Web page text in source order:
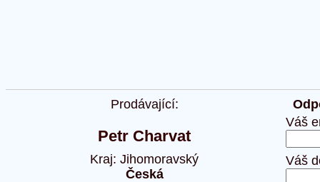
Prodávající:
Petr Charvat
Kraj: Jihomoravský
Česká
Váš
Váš